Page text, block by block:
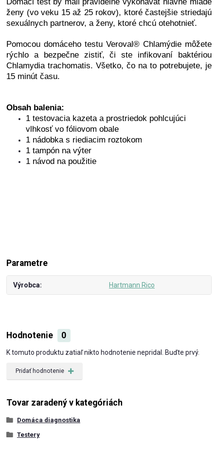
ženy (vo veku 15 až 25 rokov), ktoré častejšie striedajú
sexuálnych partnerov, a ženy, ktoré chcú otehotnieť.
Pomocou domáceho testu Veroval® Chlamýdie môžete
rýchlo a bezpečne zistiť, či ste infikovaní baktériou
Chlamydia trachomatis. Všetko, čo na to potrebujete, je
15 minút času.
Obsah balenia:
1 testovacia kazeta a prostriedok pohlcujúci
vlhkosť vo fóliovom obale
1 nádobka s riediacim roztokom
1 tampón na výter
1 návod na použitie
Parametre
Výrobca Hartmann Rico
Hodnotenie 0
K tomuto produktu zatiaľ nikto hodnotenie nepridal. Buďte prvý.
Pridať hodnotenie
Tovar zaradený v kategóriách
Domáca diagnostika
Testery